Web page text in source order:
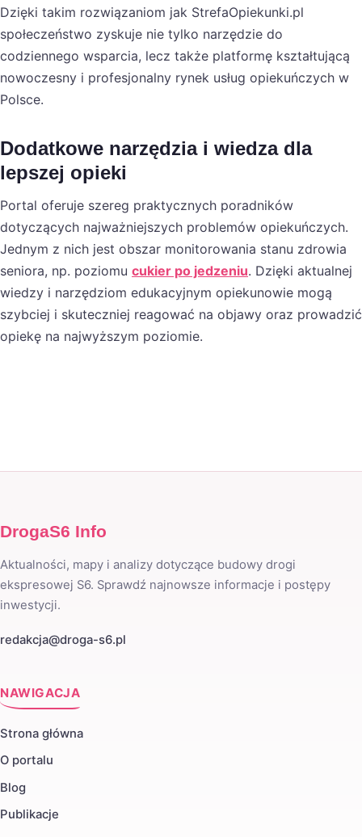
Dzięki takim rozwiązaniom jak StrefaOpiekunki.pl
społeczeństwo zyskuje nie tylko narzędzie do
codziennego wsparcia, lecz także platformę kształtującą
nowoczesny i profesjonalny rynek usług opiekuńczych w
Polsce.
Dodatkowe narzędzia i wiedza dla
lepszej opieki
Portal oferuje szereg praktycznych poradników
dotyczących najważniejszych problemów opiekuńczych.
Jednym z nich jest obszar monitorowania stanu zdrowia
seniora, np. poziomu cukier po jedzeniu. Dzięki aktualnej
wiedzy i narzędziom edukacyjnym opiekunowie mogą
szybciej i skuteczniej reagować na objawy oraz prowadzić
opiekę na najwyższym poziomie.
DrogaS6 Info
Aktualności, mapy i analizy dotyczące budowy drogi
ekspresowej S6. Sprawdź najnowsze informacje i postępy
inwestycji.
redakcja@droga-s6.pl
NAWIGACJA
Strona główna
O portalu
Blog
Publikacje